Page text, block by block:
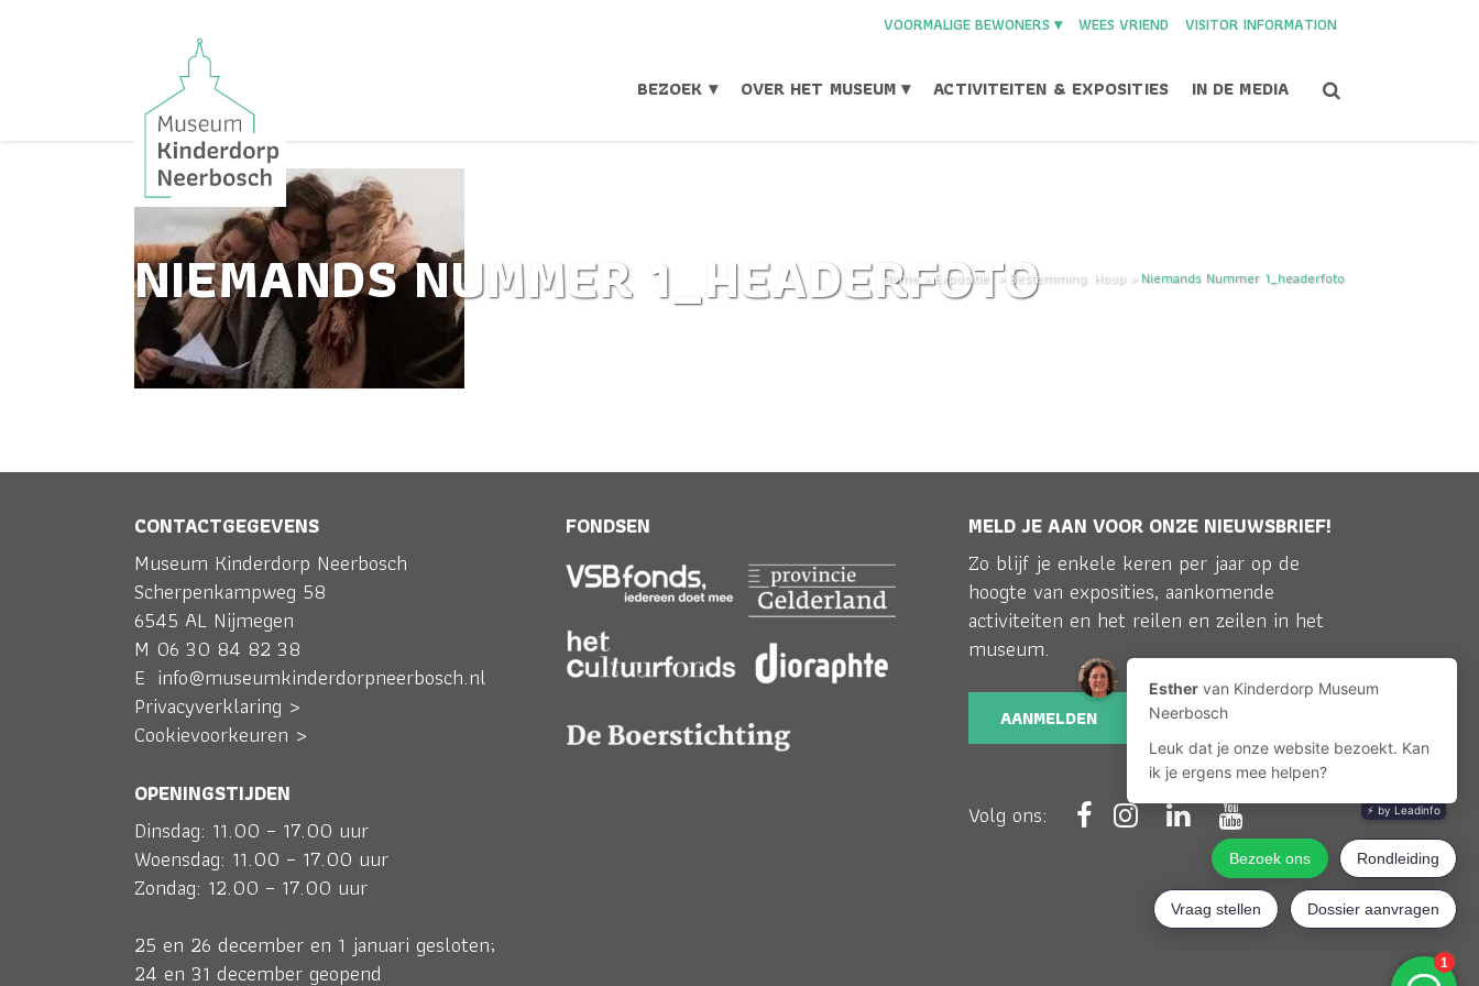
VOORMALIGE BEWONERS ▾ WEES VRIEND VISITOR INFORMATION
BEZOEK ▾ OVER HET MUSEUM ▾ ACTIVITEITEN & EXPOSITIES IN DE MEDIA
NIEMANDS NUMMER 1_HEADERFOTO
Home>Expositie> Bestemming: Hoop >Niemands Nummer 1_headerfoto
CONTACTGEGEVENS
Museum Kinderdorp Neerbosch
Scherpenkampweg 58
6545 AL Nijmegen
M 06 30 84 82 38
E info@museumkinderdorpneerbosch.nl
Privacyverklaring >
Cookievoorkeuren >
OPENINGSTIJDEN
Dinsdag: 11.00 – 17.00 uur
Woensdag: 11.00 – 17.00 uur
Zondag: 12.00 – 17.00 uur
25 en 26 december en 1 januari gesloten;
24 en 31 december geopend
FONDSEN MELD JE AAN VOOR ONZE NIEUWSBRIEF!
Zo blijf je enkele keren per jaar op de
hoogte van exposities, aankomende
activiteiten en het reilen en zeilen in het
museum.
AANMELDEN
Volg ons: